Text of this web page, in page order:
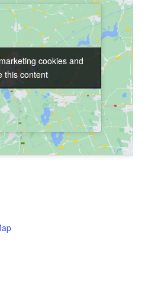
cookies and
this content
cookies and
this content